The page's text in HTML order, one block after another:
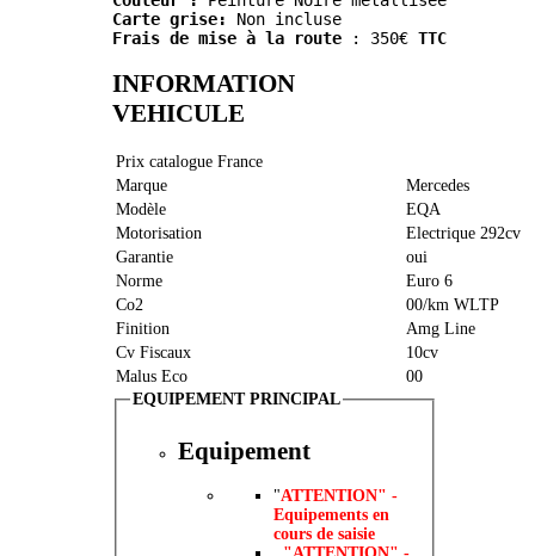
Carte grise:
Non incluse
Frais de mise à la route : 350€ TTC
INFORMATION
VEHICULE
Prix catalogue France
Marque
Mercedes
Modèle
EQA
Motorisation
Electrique 292cv
Garantie
oui
Norme
Euro 6
Co2
00/km WLTP
Finition
Amg Line
Cv Fiscaux
10cv
Malus Eco
00
EQUIPEMENT PRINCIPAL
Equipement
"ATTENTION" -
Equipements en
cours de saisie